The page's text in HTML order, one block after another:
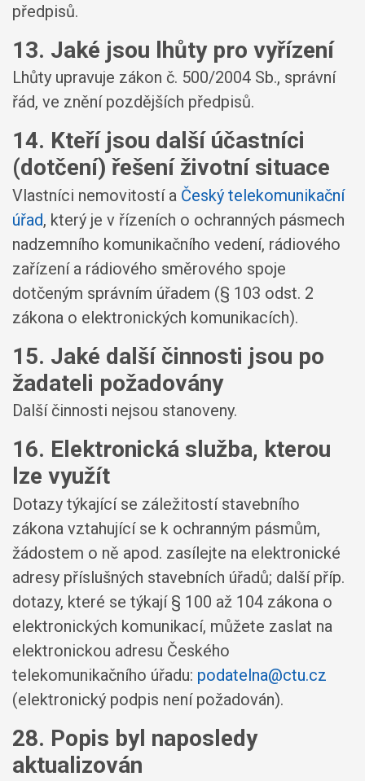
předpisů.
13. Jaké jsou lhůty pro vyřízení
Lhůty upravuje zákon č. 500/2004 Sb., správní
řád, ve znění pozdějších předpisů.
14. Kteří jsou další účastníci
(dotčení) řešení životní situace
Vlastníci nemovitostí a Český telekomunikační
úřad, který je v řízeních o ochranných pásmech
nadzemního komunikačního vedení, rádiového
zařízení a rádiového směrového spoje
dotčeným správním úřadem (§ 103 odst. 2
zákona o elektronických komunikacích).
15. Jaké další činnosti jsou po
žadateli požadovány
Další činnosti nejsou stanoveny.
16. Elektronická služba, kterou
lze využít
Dotazy týkající se záležitostí stavebního
zákona vztahující se k ochranným pásmům,
žádostem o ně apod. zasílejte na elektronické
adresy příslušných stavebních úřadů; další příp.
dotazy, které se týkají § 100 až 104 zákona o
elektronických komunikací, můžete zaslat na
elektronickou adresu Českého
telekomunikačního úřadu: podatelna@ctu.cz
(elektronický podpis není požadován).
28. Popis byl naposledy
aktualizován